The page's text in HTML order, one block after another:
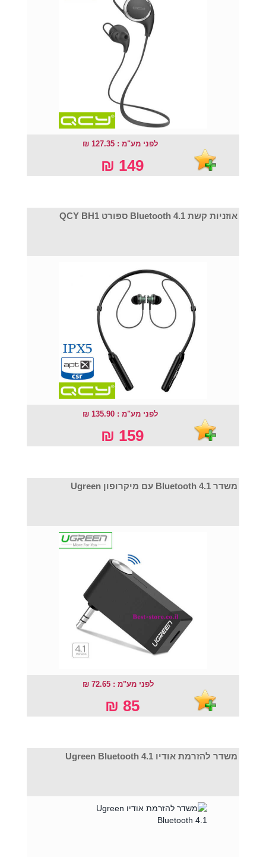
לפני מע"מ : 127.35 ₪
149 ₪
אוזניות קשת Bluetooth 4.1 ספורט QCY BH1
לפני מע"מ : 135.90 ₪
159 ₪
משדר Bluetooth 4.1 עם מיקרופון Ugreen
לפני מע"מ : 72.65 ₪
85 ₪
משדר להזרמת אודיו Ugreen Bluetooth 4.1